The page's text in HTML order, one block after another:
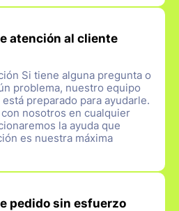
atención al cliente
Si tiene alguna pregunta o
problema, nuestro equipo
preparado para ayudarle.
nosotros en cualquier
la ayuda que
es nuestra máxima
pedido sin esfuerzo